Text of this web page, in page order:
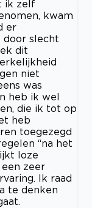
ik zelf
kwam
er
door slecht
dit
niet
was
heb ik wel
die ik tot op
heb
toegezegd
“na het
loze
zeer
Ik raad
te denken